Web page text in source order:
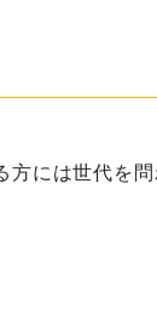
方には世代を